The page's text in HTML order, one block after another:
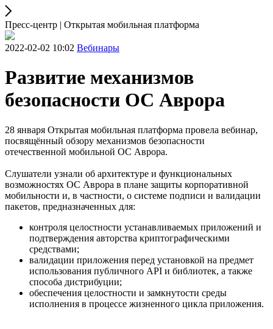
Пресс-центр | Открытая мобильная платформа
2022-02-02 10:02 Вебинары
Развитие механизмов
безопасности ОС Аврора
28 января Открытая мобильная платформа провела вебинар,
посвящённый обзору механизмов безопасности
отечественной мобильной ОС Аврора.
Слушатели узнали об архитектуре и функциональных
возможностях ОС Аврора в плане защиты корпоративной
мобильности и, в частности, о системе подписи и валидации
пакетов, предназначенных для:
контроля целостности устанавливаемых приложений и
подтверждения авторства криптографическими
средствами;
валидации приложения перед установкой на предмет
использования публичного API и библиотек, а также
способа дистрибуции;
обеспечения целостности и замкнутости среды
исполнения в процессе жизненного цикла приложения.